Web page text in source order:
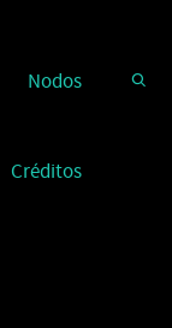
Nodos
Créditos